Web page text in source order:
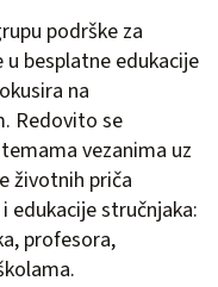
podrške za
besplatne edukacije
na
Redovito se
vezanima uz
životnih priča
edukacije stručnjaka:
profesora,